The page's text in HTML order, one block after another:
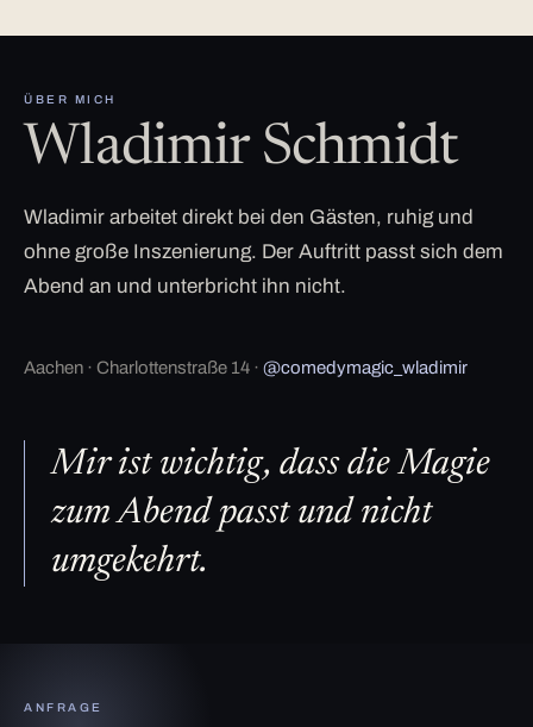
ÜBER MICH
Wladimir Schmidt
Wladimir arbeitet direkt bei den Gästen, ruhig und
ohne große Inszenierung. Der Auftritt passt sich dem
Abend an und unterbricht ihn nicht.
Aachen · Charlottenstraße 14 · @comedymagic_wladimir
Mir ist wichtig, dass die Magie
zum Abend passt und nicht
umgekehrt.
ANFRAGE